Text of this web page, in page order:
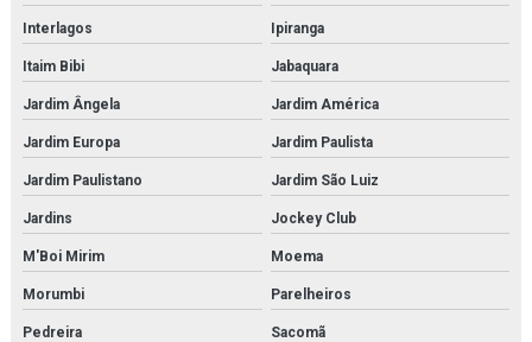
Kit molecular química orgânica e inorgânica
Manequim simulador de rcp
Microscopia monocular
Microscópio biológico binocular
Microscópio biológico binocular 1600x luz de led
Microscópio biológico monocular
Microscópio biológico profissional
Interlagos Ipiranga
Itaim Bibi Jabaquara
Jardim Ângela Jardim América
Jardim Europa Jardim Paulista
Jardim Paulistano Jardim São Luiz
Jardins Jockey Club
M'Boi Mirim Moema
Morumbi Parelheiros
Pedreira Sacomã